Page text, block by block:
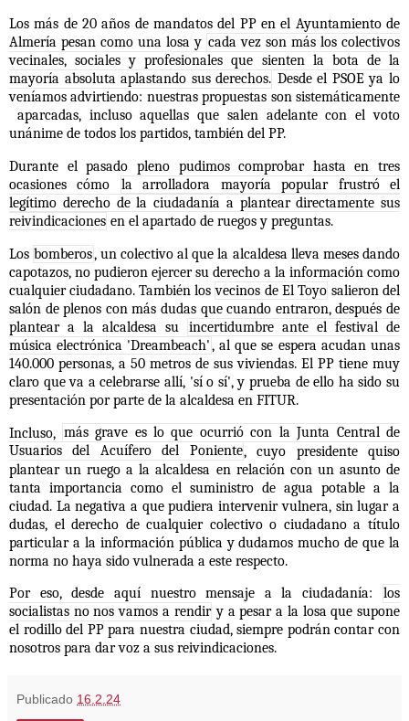
Los más de 20 años de mandatos del PP en el Ayuntamiento de
Almería pesan como una losa y cada vez son más los colectivos
vecinales, sociales y profesionales que sienten la bota de la
mayoría absoluta aplastando sus derechos. Desde el PSOE ya lo
veníamos advirtiendo: nuestras propuestas son sistemáticamente
aparcadas, incluso aquellas que salen adelante con el voto
unánime de todos los partidos, también del PP.
Durante el pasado pleno pudimos comprobar hasta en tres
ocasiones cómo la arrolladora mayoría popular frustró el
legítimo derecho de la ciudadanía a plantear directamente sus
reivindicaciones en el apartado de ruegos y preguntas.
Los bomberos, un colectivo al que la alcaldesa lleva meses dando
capotazos, no pudieron ejercer su derecho a la información como
cualquier ciudadano. También losvecinos de El Toyo salieron del
salón de plenos con más dudas que cuando entraron, después de
plantear a la alcaldesa su incertidumbre ante el festival de
música electrónica 'Dreambeach', al que se espera acudan unas
140.000 personas, a 50 metros de sus viviendas. El PP tiene muy
claro que va a celebrarse allí, 'sí o sí', y prueba de ello ha sido su
presentación por parte de la alcaldesa en FITUR.
Incluso, más grave es lo que ocurrió con la Junta Central de
Usuarios del Acuífero del Poniente, cuyo presidente quiso
plantear un ruego a la alcaldesa en relación con un asunto de
tanta importancia como el suministro de agua potable a la
ciudad. La negativa a que pudiera intervenir vulnera, sin lugar a
dudas, el derecho de cualquier colectivo o ciudadano a título
particular a la información pública y dudamos mucho de que la
norma no haya sido vulnerada a este respecto.
Por eso, desde aquí nuestro mensaje a la ciudadanía: los
socialistas no nos vamos a rendir y a pesar a la losa que supone
el rodillo del PP para nuestra ciudad, siempre podrán contar con
nosotros para dar voz a sus reivindicaciones.
Publicado 16.2.24